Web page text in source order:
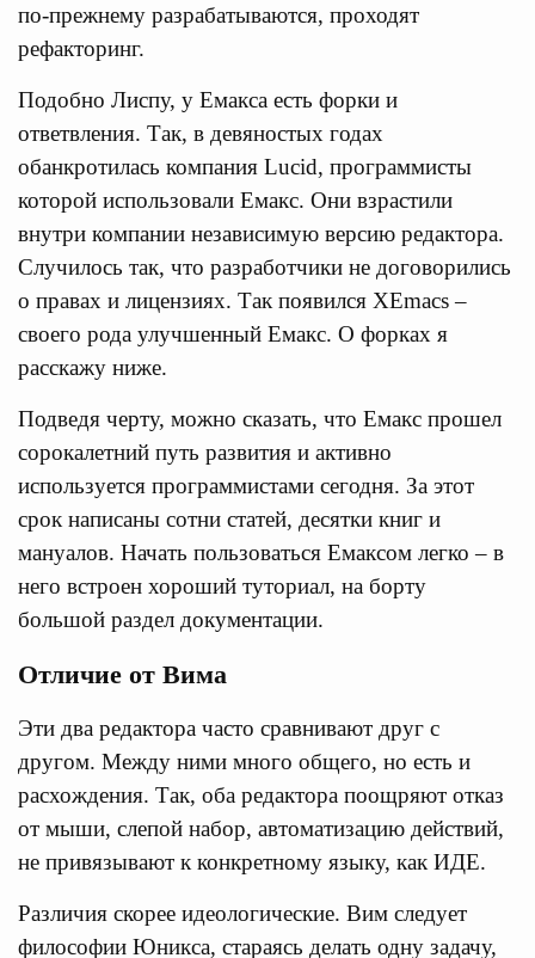
по-прежнему разрабатываются, проходят
рефакторинг.
Подобно Лиспу, у Емакса есть форки и
ответвления. Так, в девяностых годах
обанкротилась компания Lucid, программисты
которой использовали Емакс. Они взрастили
внутри компании независимую версию редактора.
Случилось так, что разработчики не договорились
о правах и лицензиях. Так появился XEmacs –
своего рода улучшенный Емакс. О форках я
расскажу ниже.
Подведя черту, можно сказать, что Емакс прошел
сорокалетний путь развития и активно
используется программистами сегодня. За этот
срок написаны сотни статей, десятки книг и
мануалов. Начать пользоваться Емаксом легко – в
него встроен хороший туториал, на борту
большой раздел документации.
Отличие от Вима
Эти два редактора часто сравнивают друг с
другом. Между ними много общего, но есть и
расхождения. Так, оба редактора поощряют отказ
от мыши, слепой набор, автоматизацию действий,
не привязывают к конкретному языку, как ИДЕ.
Различия скорее идеологические. Вим следует
философии Юникса, стараясь делать одну задачу,